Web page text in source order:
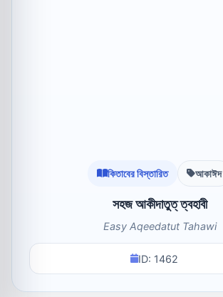
কিতাবের বিস্তারিত আকাঈদ
সহজ আকীদাতুত্ ‌ত্বহাবী
Easy Aqeedatut Tahawi
ID: 1462